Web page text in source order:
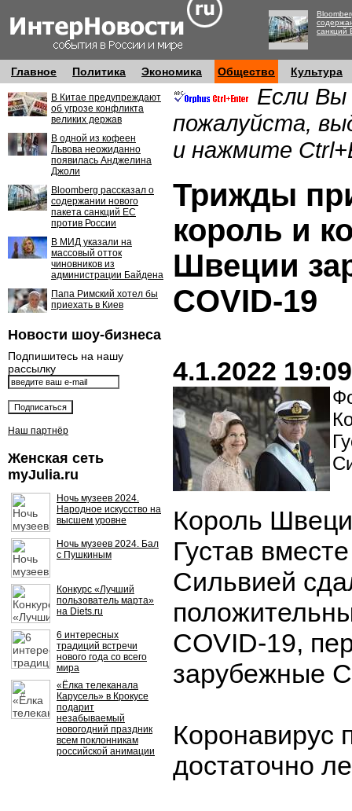
санкций
Главное Политика Экономика Общество Культура
В Китае предупреждают
об угрозе конфликта
великих держав
В одной из кофеен
Львова неожиданно
появилась Анджелина
Джоли
Bloomberg рассказал о
содержании нового
пакета санкций ЕС
против России
В МИД указали на
массовый отток
чиновников из
администрации Байдена
Папа Римский хотел бы
приехать в Киев
Новости шоу-бизнеса
Подпишитесь на нашу
рассылку
Наш партнёр
Женская сеть
myJulia.ru
Ночь музеев 2024.
Народное искусство на
высшем уровне
Ночь музеев 2024. Бал
с Пушкиным
Конкурс «Лучший
пользователь марта»
на Diets.ru
6 интересных
традиций встречи
нового года со всего
мира
«Ёлка телеканала
Карусель» в Крокусе
подарит
незабываемый
новогодний праздник
всем поклонникам
российской анимации
Если Вы
пожалуйста,
и нажмите
Трижды
король и
Швеции
COVID-19
4.1.2022 19:09
Король
Густав
Сильвией
COVID-19,
зарубежные
Коронавирус
достаточно